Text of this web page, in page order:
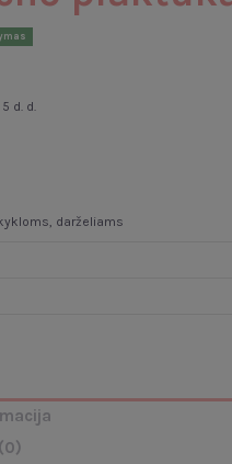
d. d.
darželiams
(0)